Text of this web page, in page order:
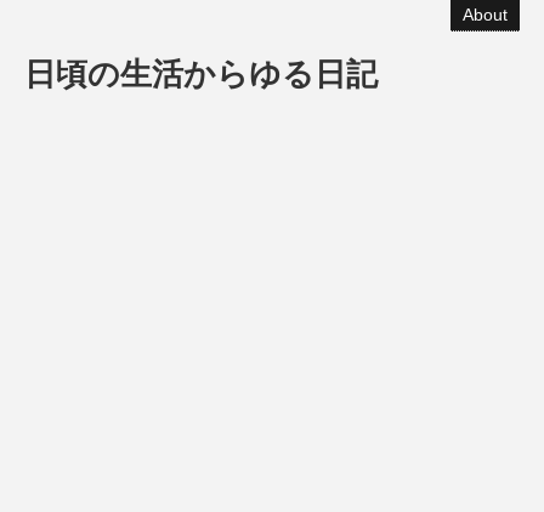
About
日頃の生活からゆる日記